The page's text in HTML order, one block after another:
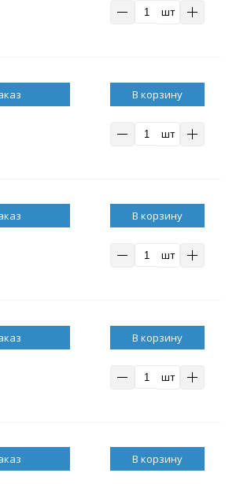
шт
В корзину
шт
В корзину
шт
В корзину
шт
В корзину